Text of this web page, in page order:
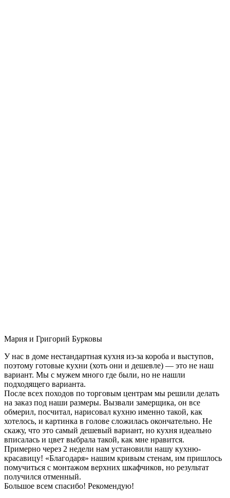
Мария и Григорий Бурковы
У нас в доме нестандартная кухня из-за короба и выступов,
поэтому готовые кухни (хоть они и дешевле) — это не наш
вариант. Мы с мужем много где были, но не нашли
подходящего варианта.
После всех походов по торговым центрам мы решили делать
на заказ под наши размеры. Вызвали замерщика, он все
обмерил, посчитал, нарисовал кухню именно такой, как
хотелось, и картинка в голове сложилась окончательно. Не
скажу, что это самый дешевый вариант, но кухня идеально
вписалась и цвет выбрала такой, как мне нравится.
Примерно через 2 недели нам установили нашу кухню-
красавицу! «Благодаря» нашим кривым стенам, им пришлось
помучиться с монтажом верхних шкафчиков, но результат
получился отменный.
Большое всем спасибо! Рекомендую!